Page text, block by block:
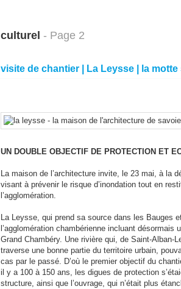
culturel - Page 2
visite de chantier | La Leysse | la motte
UN DOUBLE OBJECTIF DE PROTECTION ET
La maison de l’architecture invite, le 23 mai, à la
visant à prévenir le risque d’inondation tout en
l’agglomération.
La Leysse, qui prend sa source dans les Bauges
l’agglomération chambérienne incluant
Grand Chambéry. Une rivière qui, de Saint-
traverse une bonne partie du territoire urbain,
cas par le passé. D’où le premier objectif du
il y a 100 à 150 ans, les digues de protection
structure, ainsi que l’ouvrage, qui n’était plus